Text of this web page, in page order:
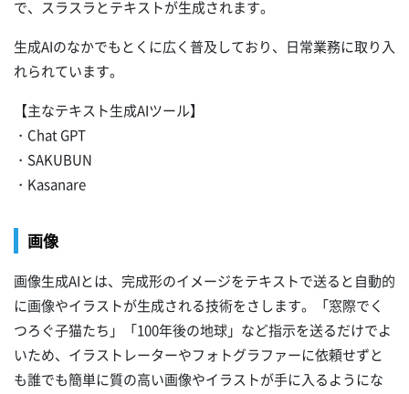
で、スラスラとテキストが生成されます。
生成AIのなかでもとくに広く普及しており、日常業務に取り入
れられています。
【主なテキスト生成AIツール】
・Chat GPT
・SAKUBUN
・Kasanare
画像
画像生成AIとは、完成形のイメージをテキストで送ると自動的
に画像やイラストが生成される技術をさします。「窓際でく
つろぐ子猫たち」「100年後の地球」など指示を送るだけでよ
いため、イラストレーターやフォトグラファーに依頼せずと
も誰でも簡単に質の高い画像やイラストが手に入るようにな